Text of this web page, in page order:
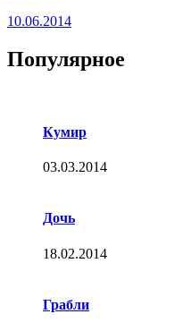
10.06.2014
Популярное
Кумир
03.03.2014
Дочь
18.02.2014
Грабли